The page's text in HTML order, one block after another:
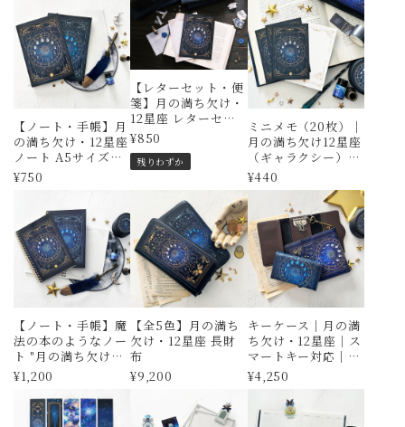
【ノート・手帳】月
の満ち欠け・12星座
ノート A5サイズ｜
手帳・日記帳・スケ
¥750
【レターセット・便
箋】月の満ち欠け・
12星座 レターセッ
ト（ギャラクシー）
¥850
残りわずか
ミニメモ（20枚）｜
月の満ち欠け12星座
（ギャラクシー）｜
紙もの・メッセージ
カード・一筆箋｜星
空・夜空・月
¥440
【ノート・手帳】魔
法の本のようなノー
ト "月の満ち欠け・
12星座" リング綴じ
ノート A5・B6サイ
ズ｜手帳・日記帳・
スケジュール帳
¥1,200
【全5色】月の満ち
欠け・12星座 長財
布
¥9,200
キーケース｜月の満
ち欠け・12星座｜ス
マートキー対応｜星
空・夜空
¥4,250